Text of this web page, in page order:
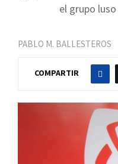
el grupo luso
PABLO M. BALLESTEROS
COMPARTIR